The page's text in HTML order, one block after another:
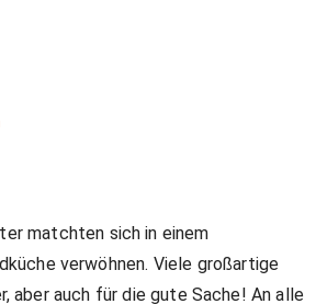
matchten sich in einem
verwöhnen. Viele großartige
auch für die gute Sache! An alle